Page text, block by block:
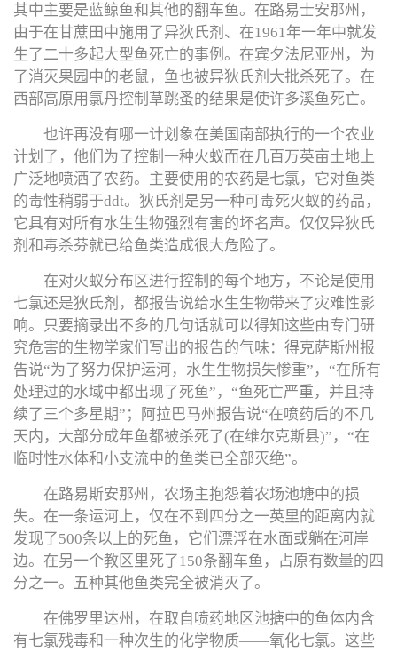
其中主要是蓝鲸鱼和其他的翻车鱼。在路易士安那州，
由于在甘蔗田中施用了异狄氏剂、在1961年一年中就发
生了二十多起大型鱼死亡的事例。在宾夕法尼亚州，为
了消灭果园中的老鼠，鱼也被异狄氏剂大批杀死了。在
西部高原用氯丹控制草跳蚤的结果是使许多溪鱼死亡。
也许再没有哪一计划象在美国南部执行的一个农业
计划了，他们为了控制一种火蚁而在几百万英亩土地上
广泛地喷洒了农药。主要使用的农药是七氯，它对鱼类
的毒性稍弱于ddt。狄氏剂是另一种可毒死火蚁的药品，
它具有对所有水生生物强烈有害的坏名声。仅仅异狄氏
剂和毒杀芬就已给鱼类造成很大危险了。
在对火蚁分布区进行控制的每个地方，不论是使用
七氯还是狄氏剂，都报告说给水生生物带来了灾难性影
响。只要摘录出不多的几句话就可以得知这些由专门研
究危害的生物学家们写出的报告的气味：得克萨斯州报
告说“为了努力保护运河，水生生物损失惨重”，“在所有
处理过的水域中都出现了死鱼”，“鱼死亡严重，并且持
续了三个多星期”；阿拉巴马州报告说“在喷药后的不几
天内，大部分成年鱼都被杀死了(在维尔克斯县)”，“在
临时性水体和小支流中的鱼类已全部灭绝”。
在路易斯安那州，农场主抱怨着农场池塘中的损
失。在一条运河上，仅在不到四分之一英里的距离内就
发现了500条以上的死鱼，它们漂浮在水面或躺在河岸
边。在另一个教区里死了150条翻车鱼，占原有数量的四
分之一。五种其他鱼类完全被消灭了。
在佛罗里达州，在取自喷药地区池搪中的鱼体内含
有七氯残毒和一种次生的化学物质——氧化七氯。这些